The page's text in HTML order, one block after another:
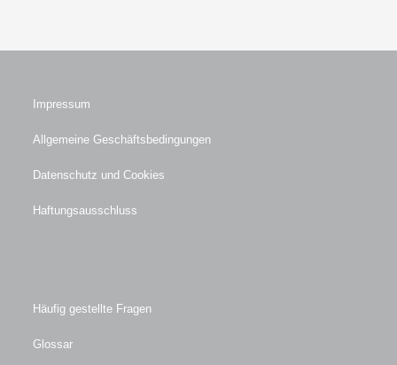
Impressum
Allgemeine Geschäftsbedingungen
Datenschutz und Cookies
Haftungsausschluss
Häufig gestellte Fragen
Glossar